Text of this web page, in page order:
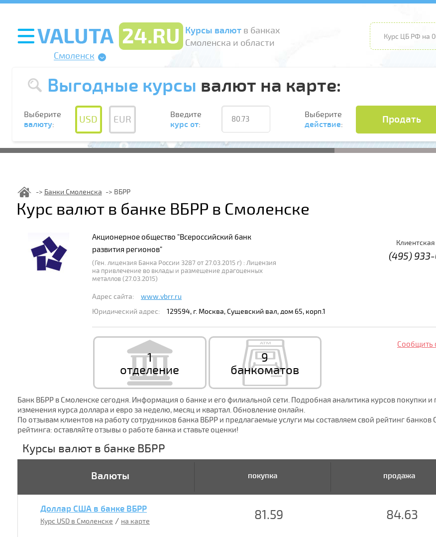
Курсы валютв банках
Смоленска и области
Смоленск
Курс ЦБ РФ на
Выгодные курсы валют на карте:
Выберите
валюту: USD EUR
Введите
курс от:
Выберите
действие: Продать
Банки Смоленска ВБРР
Курс валют в банке ВБРР в Смоленске
Акционерное общество "Всероссийский банк
развития регионов"
(Ген. лицензия Банка России 3287 от 27.03.2015 г) : Лицензия
на привлечение во вклады и размещение драгоценных
металлов (27.03.2015)
Адрес сайта:
www.vbrr.ru
Юридический адрес:
129594, г. Москва, Сущевский вал, дом 65, корп.1
(495)
1
отделение
9
банкоматов
Сообщить
Банк ВБРР в Смоленске сегодня. Информация о банке и его филиальной сети. Подробная аналитика курсов покупки
изменения курса доллара и евро за неделю, месяц и квартал. Обновление онлайн.
По отзывам клиентов на работу сотрудников банка ВБРР и предлагаемые услуги мы составляем свой рейтинг
рейтинга: оставляйте отзывы о работе банка и ставьте оценки!
Курсы валют в банке ВБРР
Валюты покупка продажа
Доллар США в банке ВБРР
Курс USD в Смоленске / на карте 81.59 84.63